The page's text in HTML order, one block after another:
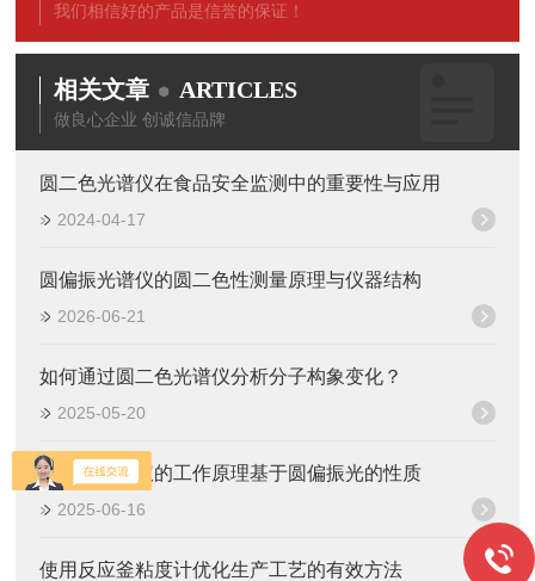
我们相信好的产品是信誉的保证！
相关文章 ARTICLES
做良心企业 创诚信品牌
圆二色光谱仪在食品安全监测中的重要性与应用
2024-04-17
圆偏振光谱仪的圆二色性测量原理与仪器结构
2026-06-21
如何通过圆二色光谱仪分析分子构象变化？
2025-05-20
圆偏振光谱仪的工作原理基于圆偏振光的性质
2025-06-16
使用反应釜粘度计优化生产工艺的有效方法